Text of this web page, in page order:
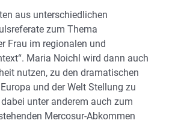
aus unterschiedlichen
zum Thema
Frau im regionalen und
Maria Noichl wird dann auch
nutzen, zu den dramatischen
und der Welt Stellung zu
unter anderem auch zum
Mercosur-Abkommen